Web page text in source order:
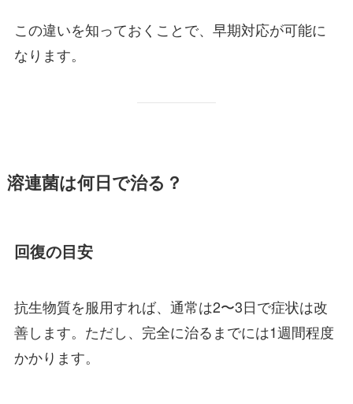
この違いを知っておくことで、早期対応が可能に
なります。
溶連菌は何日で治る？
回復の目安
抗生物質を服用すれば、通常は2〜3日で症状は改
善します。ただし、完全に治るまでには1週間程度
かかります。